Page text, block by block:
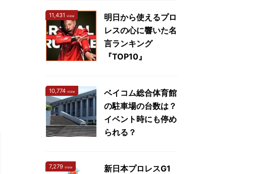
11,431 view
明日から使えるプロ
レスの心に響いた名
言ランキング
『TOP10』
10,774 view
ベイコム総合体育館
の駐車場の台数は？
イベント時にも停め
られる？
7,279 view
新日本プロレスG1